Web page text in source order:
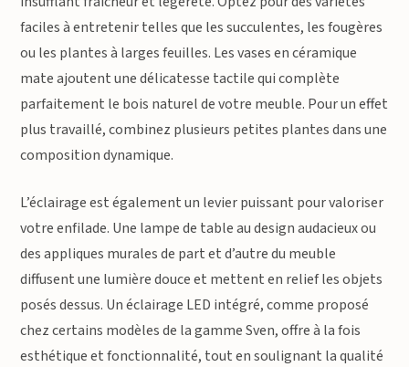
faciles à entretenir telles que les succulentes, les fougères
ou les plantes à larges feuilles. Les vases en céramique
mate ajoutent une délicatesse tactile qui complète
parfaitement le bois naturel de votre meuble. Pour un effet
plus travaillé, combinez plusieurs petites plantes dans une
composition dynamique.
L’éclairage est également un levier puissant pour valoriser
votre enfilade. Une lampe de table au design audacieux ou
des appliques murales de part et d’autre du meuble
diffusent une lumière douce et mettent en relief les objets
posés dessus. Un éclairage LED intégré, comme proposé
chez certains modèles de la gamme Sven, offre à la fois
esthétique et fonctionnalité, tout en soulignant la qualité